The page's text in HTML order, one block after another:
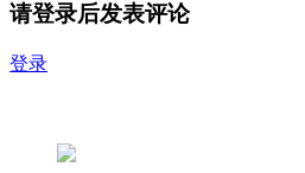
请登录后发表评论
登录